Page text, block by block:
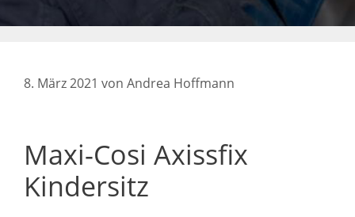
8. März 2021 von Andrea Hoffmann
Maxi-Cosi Axissfix
Kindersitz